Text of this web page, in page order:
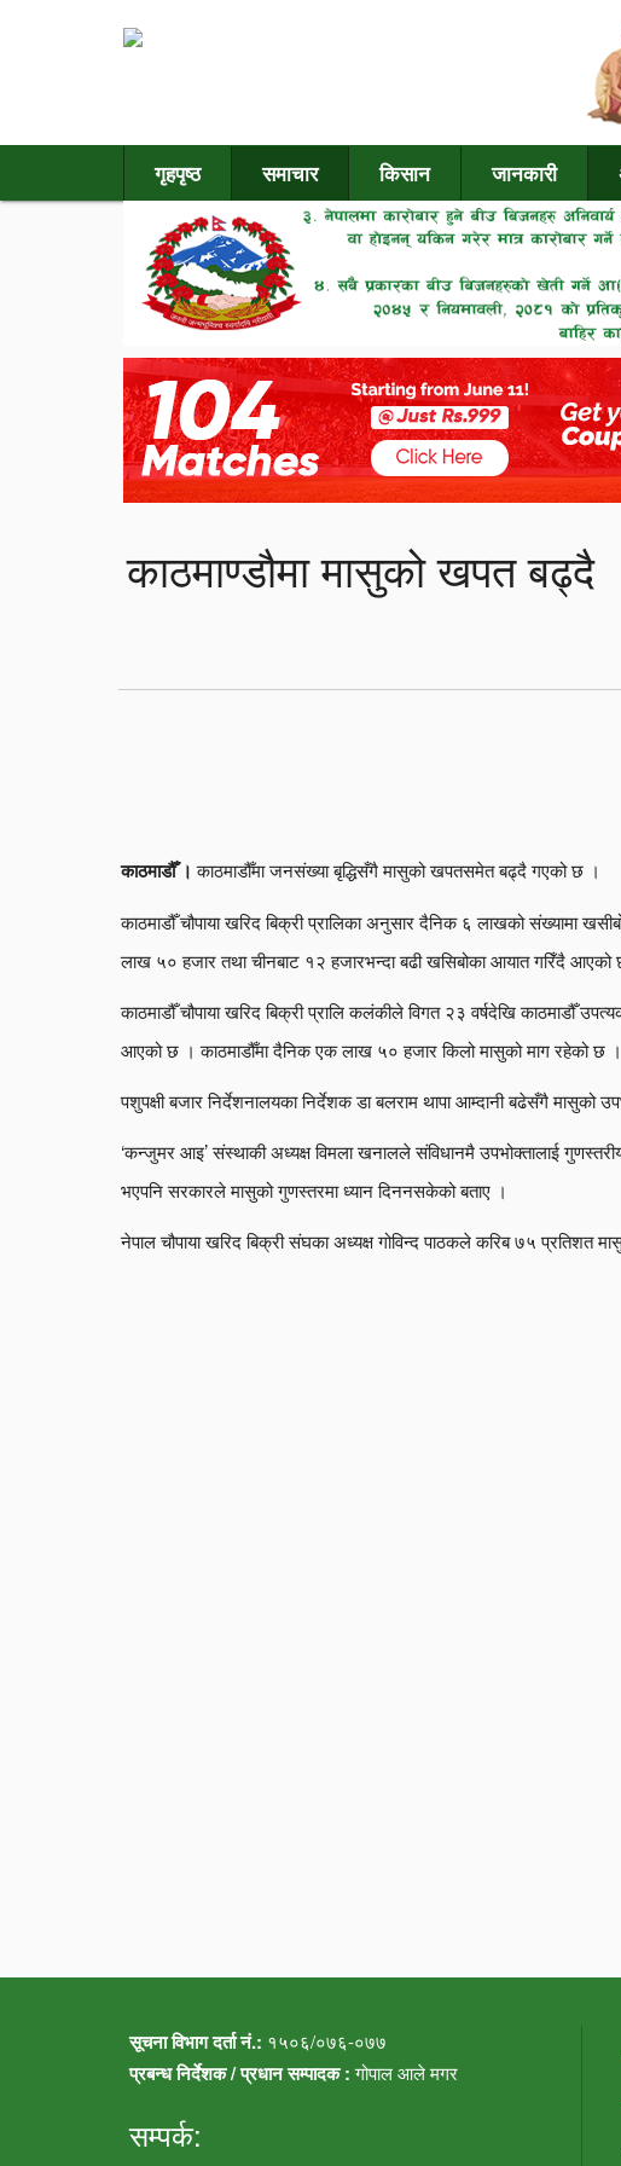
गृहपृष्ठ समाचार किसान जानकारी
काठमाण्डौमा मासुको खपत बढ्दै
काठमाडौँ । काठमाडौँमा जनसंख्या बृद्धिसँगै मासुको खपतसमेत बढ्दै गएको छ ।
काठमाडौँ चौपाया खरिद बिक्री प्रालिका अनुसार दैनिक ६ लाखको संख्यामा
लाख ५० हजार तथा चीनबाट १२ हजारभन्दा बढी खसिबोका आयात गरिँदै आएको
काठमाडौँ चौपाया खरिद बिक्री प्रालि कलंकीले विगत २३ वर्षदेखि काठमाडौँ
आएको छ । काठमाडौँमा दैनिक एक लाख ५० हजार किलो मासुको माग रहेको छ ।
पशुपक्षी बजार निर्देशनालयका निर्देशक डा बलराम थापा आम्दानी बढेसँगै मासुको
‘कन्जुमर आइ’ संस्थाकी अध्यक्ष विमला खनालले संविधानमै उपभोक्तालाई
भएपनि सरकारले मासुको गुणस्तरमा ध्यान दिननसकेको बताए ।
नेपाल चौपाया खरिद बिक्री संघका अध्यक्ष गोविन्द पाठकले करिब ७५ प्रतिशत
सूचना विभाग दर्ता नं.: १५०६/०७६-०७७
प्रबन्ध निर्देशक / प्रधान सम्पादक :गोपाल आले मगर
सम्पर्क: